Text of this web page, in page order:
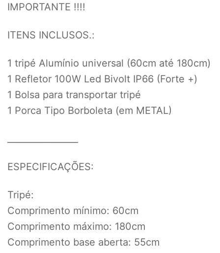
IMPORTANTE !!!!
ITENS INCLUSOS.:
1 tripé Alumínio universal (60cm até 180cm)
1 Refletor 100W Led Bivolt IP66 (Forte +)
1 Bolsa para transportar tripé
1 Porca Tipo Borboleta (em METAL)
ESPECIFICAÇÕES:
Tripé:
Comprimento mínimo: 60cm
Comprimento máximo: 180cm
Comprimento base aberta: 55cm